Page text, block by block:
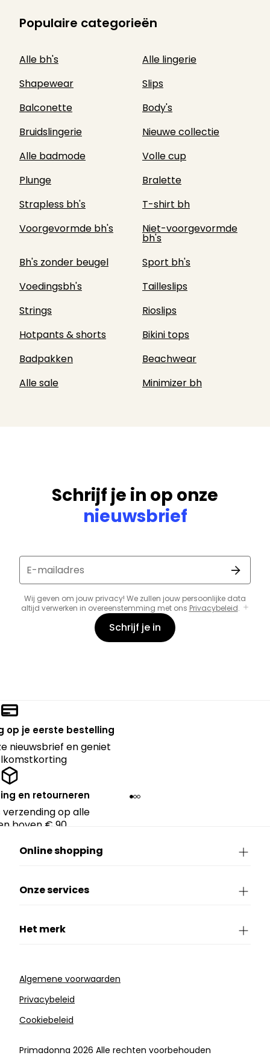
Populaire categorieën
Alle bh's
Alle lingerie
Shapewear
Slips
Balconette
Body's
Bruidslingerie
Nieuwe collectie
Alle badmode
Volle cup
Plunge
Bralette
Strapless bh's
T-shirt bh
Voorgevormde bh's
Niet-voorgevormde
bh's
Bh's zonder beugel
Sport bh's
Voedingsbh's
Tailleslips
Strings
Rioslips
Hotpants & shorts
Bikini tops
Badpakken
Beachwear
Alle sale
Minimizer bh
Schrijf je in op onze
nieuwsbrief
E-mailadres
Wij geven om jouw privacy! We zullen jouw persoonlijke data
altijd verwerken in overeenstemming met ons Privacybeleid.
Schrijf je in
op je eerste bestelling
nieuwsbrief en geniet
en retourneren
op alle
boven € 90.
Online shopping
Onze services
Het merk
Algemene voorwaarden
Privacybeleid
Cookiebeleid
Primadonna 2026 Alle rechten voorbehouden